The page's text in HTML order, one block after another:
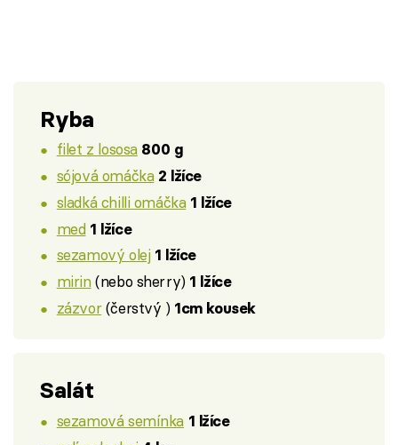
Ryba
filet z lososa 800 g
sójová omáčka 2 lžíce
sladká chilli omáčka 1 lžíce
med 1 lžíce
sezamový olej 1 lžíce
mirin(nebo sherry) 1 lžíce
zázvor(čerstvý ) 1cm kousek
Salát
sezamová semínka 1 lžíce